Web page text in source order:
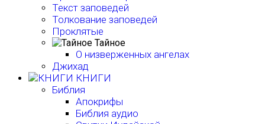
Текст заповедей
Толкование заповедей
Проклятые
Тайное
О низверженных ангелах
Джихад
КНИГИ
Библия
Апокрифы
Библия аудио